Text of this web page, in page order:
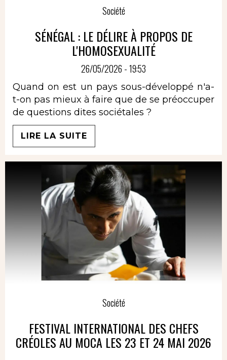
Société
SÉNÉGAL : LE DÉLIRE À PROPOS DE
L'HOMOSEXUALITÉ
26/05/2026 - 19:53
Quand on est un pays sous-développé n'a-
t-on pas mieux à faire que de se préoccuper
de questions dites sociétales ?
LIRE LA SUITE
Société
FESTIVAL INTERNATIONAL DES CHEFS
CRÉOLES AU MOCA LES 23 ET 24 MAI 2026